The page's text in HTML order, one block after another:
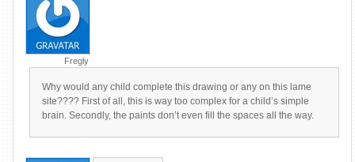
Fregly
Why would any child complete this drawing or any on this lame
site???? First of all, this is way too complex for a child’s simple
brain. Secondly, the paints don’t even fill the spaces all the way.